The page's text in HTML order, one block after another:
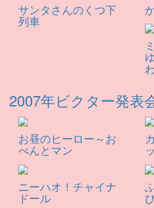
サンタさんのくつ下
列車
2007年ビクター発表
お昼のヒーロー～お
べんとマン
ニーハオ！チャイナ
ドール